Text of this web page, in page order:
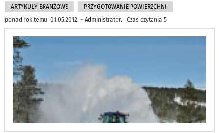
ARTYKUŁY BRANŻOWE
PRZYGOTOWANIE POWIERZCHNI
ponad rok temu 01.05.2012, ~ Administrator, Czas czytania 5